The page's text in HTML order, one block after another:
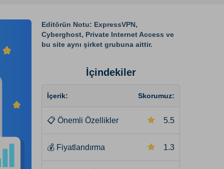
Editörün Notu: ExpressVPN,
Cyberghost, Private Internet Access ve
bu site aynı şirket grubuna aittir.
İçindekiler
İçerik: Skorumuz:
📋 Önemli Özellikler 5.5
💰 Fiyatlandırma 1.3